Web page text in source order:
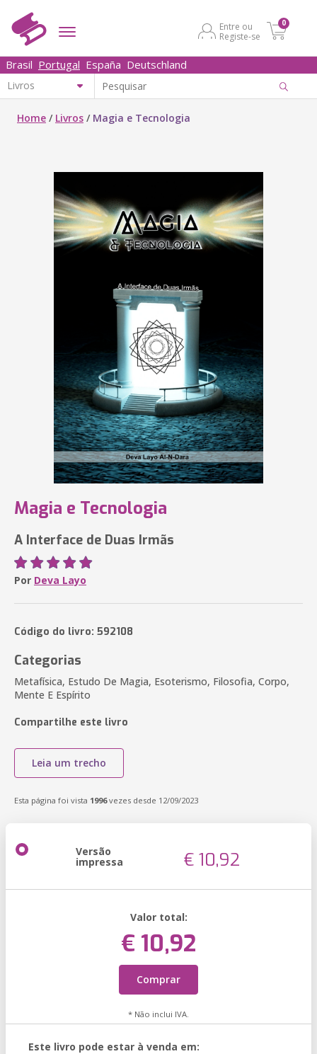
Entre ou
Registe-se
0
Brasil Portugal España Deutschland
Home / Livros / Magia e Tecnologia
Magia e Tecnologia
A Interface de Duas Irmãs
Por Deva Layo
Código do livro: 592108
Categorias
Metafísica, Estudo De Magia, Esoterismo, Filosofia, Corpo,
Mente E Espírito
Compartilhe este livro
Leia um trecho
Esta página foi vista 1996vezes desde 12/09/2023
Versão
impressa € 10,92
Valor total:
€ 10,92
Comprar
* Não inclui IVA.
Este livro pode estar à venda em: